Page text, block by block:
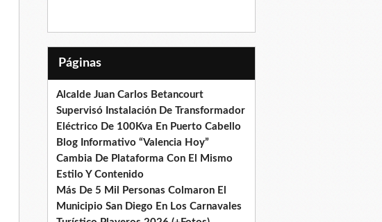
Páginas
Alcalde Juan Carlos Betancourt
Supervisó Instalación De Transformador
Eléctrico De 100Kva En Puerto Cabello
Blog Informativo “Valencia Hoy”
Cambia De Plataforma Con El Mismo
Estilo Y Contenido
Más De 5 Mil Personas Colmaron El
Municipio San Diego En Los Carnavales